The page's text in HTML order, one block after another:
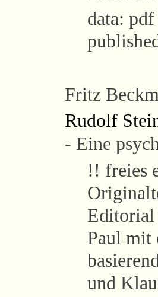
data:
Fritz
Rudolf
- Eine
!! freies
Editorial
Paul mit
und